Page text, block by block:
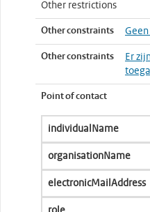
Other restrictions
Other constraints
Other constraints
Er
Point of contact
individualName
organisationName
electronicMailAddress